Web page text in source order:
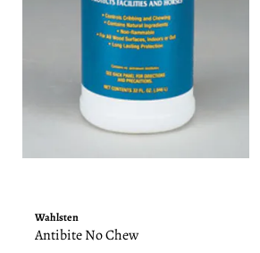
Wahlsten
Antibite No Chew